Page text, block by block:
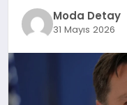
SAĞLIKModa Detay
31 Mayıs 2026